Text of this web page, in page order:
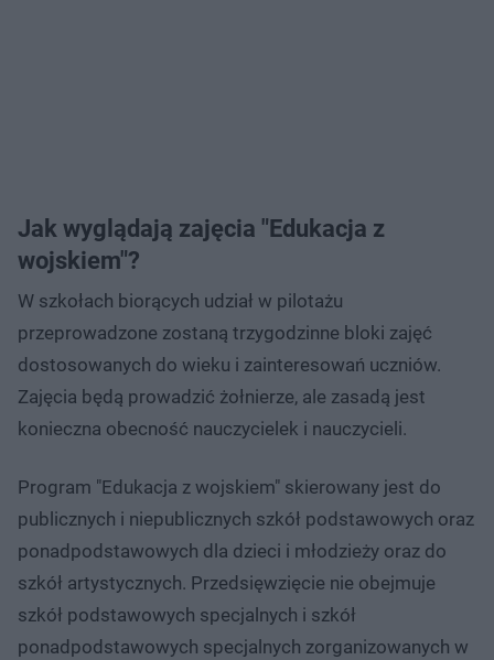
Jak wyglądają zajęcia "Edukacja z
wojskiem"?
W szkołach biorących udział w pilotażu
przeprowadzone zostaną trzygodzinne bloki zajęć
dostosowanych do wieku i zainteresowań uczniów.
Zajęcia będą prowadzić żołnierze, ale zasadą jest
konieczna obecność nauczycielek i nauczycieli.
Program "Edukacja z wojskiem" skierowany jest do
publicznych i niepublicznych szkół podstawowych oraz
ponadpodstawowych dla dzieci i młodzieży oraz do
szkół artystycznych. Przedsięwzięcie nie obejmuje
szkół podstawowych specjalnych i szkół
ponadpodstawowych specjalnych zorganizowanych w